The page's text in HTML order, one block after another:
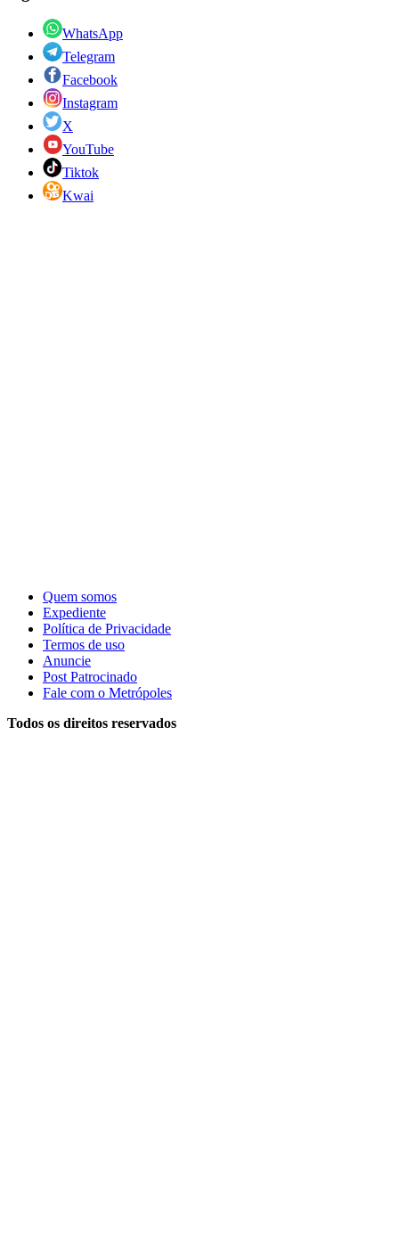
WhatsApp
Telegram
Facebook
Instagram
X
YouTube
Tiktok
Kwai
Quem somos
Expediente
Política de Privacidade
Termos de uso
Anuncie
Post Patrocinado
Fale com o Metrópoles
Todos os direitos reservados